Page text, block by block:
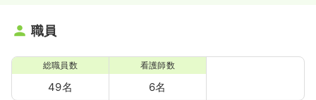
職員
総職員数
49名
看護師数
6名